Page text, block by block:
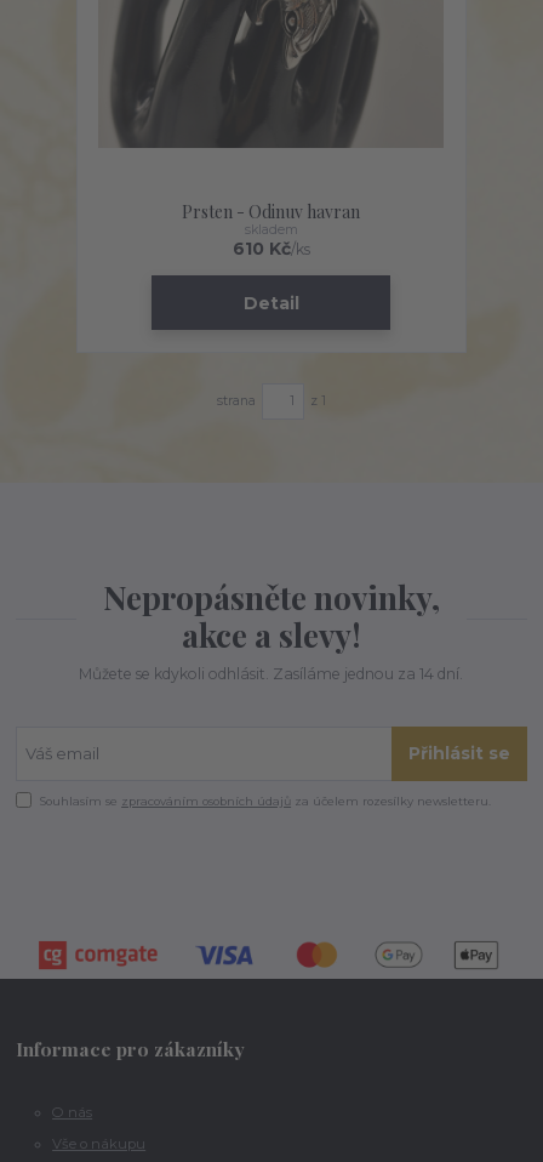
Prsten - Odinuv havran
610 Kč/ks
skladem
Detail
strana z 1
Nepropásněte novinky,
akce a slevy!
Můžete se kdykoli odhlásit. Zasíláme jednou za 14 dní.
Přihlásit se
Souhlasím se zpracováním osobních údajů za účelem rozesílky newsletteru.
Informace pro zákazníky
O nás
Vše o nákupu